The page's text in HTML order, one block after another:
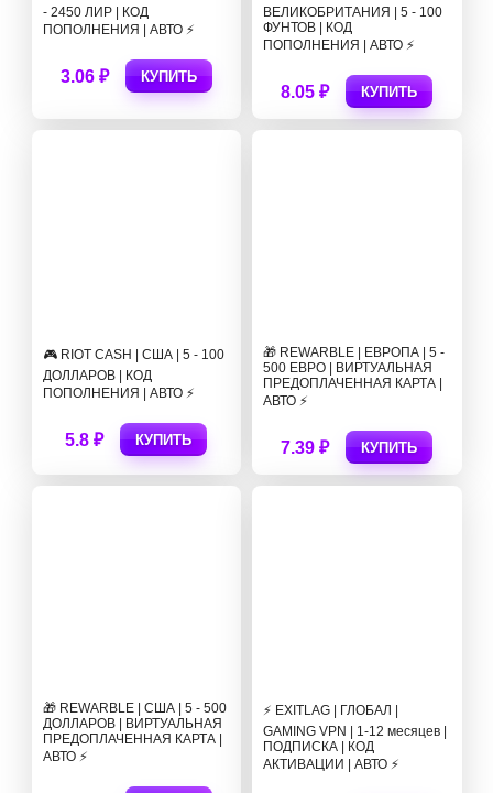
- 2450 ЛИР | КОД
ПОПОЛНЕНИЯ | АВТО ⚡
3.06 ₽ КУПИТЬ
ВЕЛИКОБРИТАНИЯ | 5 - 100
ФУНТОВ | КОД
ПОПОЛНЕНИЯ | АВТО ⚡
8.05 ₽ КУПИТЬ
🎮 RIOT CASH | США | 5 - 100
ДОЛЛАРОВ | КОД
ПОПОЛНЕНИЯ | АВТО ⚡
5.8 ₽ КУПИТЬ
🎁 REWARBLE | ЕВРОПА | 5 -
500 ЕВРО | ВИРТУАЛЬНАЯ
ПРЕДОПЛАЧЕННАЯ КАРТА |
АВТО ⚡
7.39 ₽ КУПИТЬ
🎁 REWARBLE | США | 5 - 500
ДОЛЛАРОВ | ВИРТУАЛЬНАЯ
ПРЕДОПЛАЧЕННАЯ КАРТА |
АВТО ⚡
⚡ EXITLAG | ГЛОБАЛ |
GAMING VPN | 1-12 месяцев |
ПОДПИСКА | КОД
АКТИВАЦИИ | АВТО ⚡